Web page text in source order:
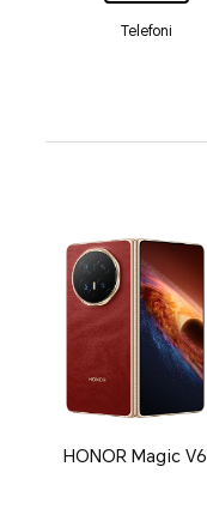
Telefoni
HONOR Magic V6